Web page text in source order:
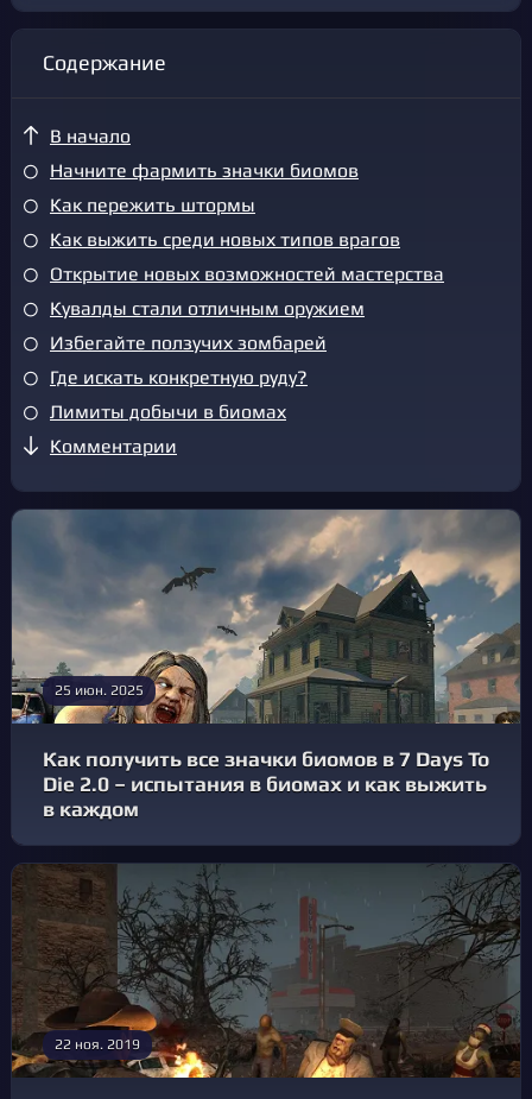
Содержание
В начало
Начните фармить значки биомов
Как пережить штормы
Как выжить среди новых типов врагов
Открытие новых возможностей мастерства
Кувалды стали отличным оружием
Избегайте ползучих зомбарей
Где искать конкретную руду?
Лимиты добычи в биомах
Комментарии
25 июн. 2025
Как получить все значки биомов в 7 Days To
Die 2.0 – испытания в биомах и как выжить
в каждом
22 ноя. 2019